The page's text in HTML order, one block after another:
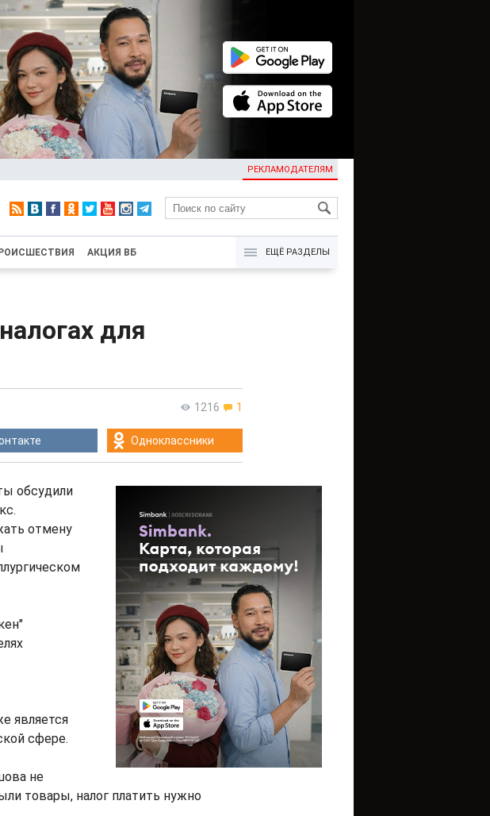
РЕКЛАМОДАТЕЛЯМ
KG
АКЦИЯ ВБ ЕЩЁ РАЗДЕЛЫ
для
1216 1
Одноклассники
обсудили
отмену
является
сфере.
не
товары, налог платить нужно